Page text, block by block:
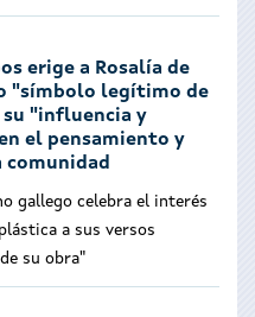
erige a Rosalía de
"símbolo legítimo de
"influencia y
el pensamiento y
gallego celebra el interés
a sus versos
su obra"